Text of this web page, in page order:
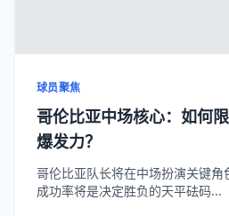
球员聚焦
哥伦比亚中场核心：如何
爆发力？
哥伦比亚队长将在中场扮演关键
成功率将是决定胜负的天平砝码...